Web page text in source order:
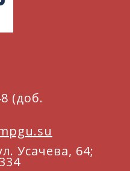
(доб.
Усачева, 64;